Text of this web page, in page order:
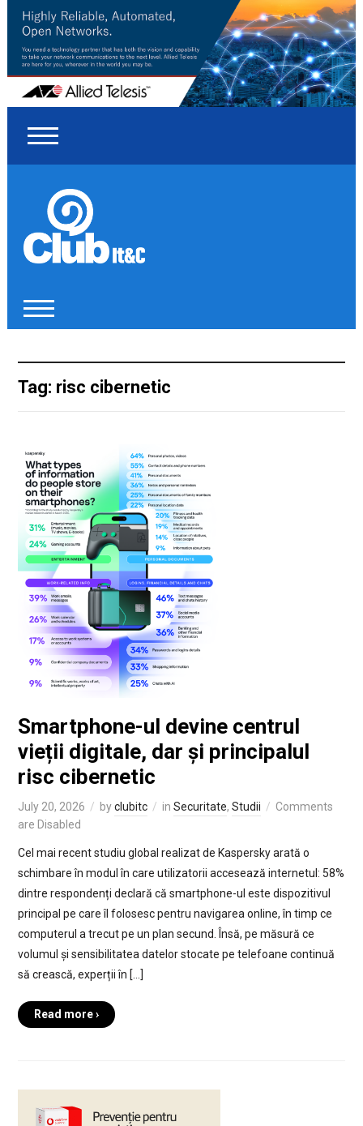
Tag: risc cibernetic
Smartphone-ul devine centrul
vieții digitale, dar și principalul
risc cibernetic
July 20, 2026 byclubitc in Securitate, Studii
Comments
are Disabled
Cel mai recent studiu global realizat de Kaspersky arată o
schimbare în modul în care utilizatorii accesează internetul: 58%
dintre respondenți declară că smartphone-ul este dispozitivul
principal pe care îl folosesc pentru navigarea online, în timp ce
computerul a trecut pe un plan secund. Însă, pe măsură ce
volumul și sensibilitatea datelor stocate pe telefoane continuă
să crească, experții în […]
Read more ›